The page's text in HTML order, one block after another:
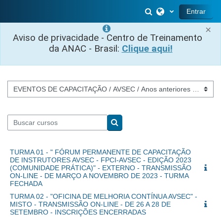
×
Aviso de privacidade - Centro de Treinamento
da ANAC - Brasil: Clique aqui!
Selector de
Entrar
Categorías
Buscar cursos
Buscar cursos
TURMA 01 - " FÓRUM PERMANENTE DE CAPACITAÇÃO
DE INSTRUTORES AVSEC - FPCI-AVSEC - EDIÇÃO 2023
(COMUNIDADE PRÁTICA)" - EXTERNO - TRANSMISSÃO
ON-LINE - DE MARÇO A NOVEMBRO DE 2023 - TURMA
FECHADA
TURMA 02 - "OFICINA DE MELHORIA CONTÍNUA AVSEC" -
MISTO - TRANSMISSÃO ON-LINE - DE 26 A 28 DE
SETEMBRO - INSCRIÇÕES ENCERRADAS